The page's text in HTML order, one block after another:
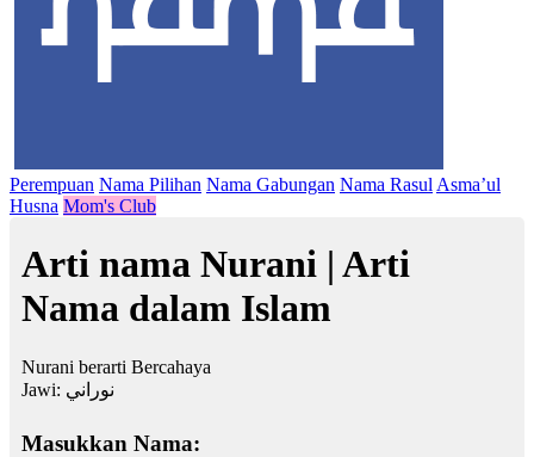
Perempuan Nama Pilihan Nama Gabungan Nama Rasul Asma’ul
Husna Mom's Club
Arti nama Nurani | Arti
Nama dalam Islam
Nurani berarti Bercahaya
Jawi: نوراني
Masukkan Nama: